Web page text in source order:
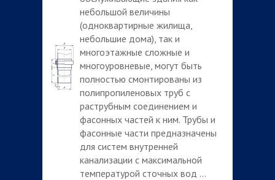
небольшой величины
(одноквартирные жилища,
небольшие дома), так и
многоэтажные сложные и
многоуровневые, могут быть
полностью смонтированы из
полипропиленовых труб с
раструбным соединением и
фасонных частей к ним. Трубы и
фасонные части предназначены
для систем внутренней
канализации с максимальной
температурой сточных вод ...